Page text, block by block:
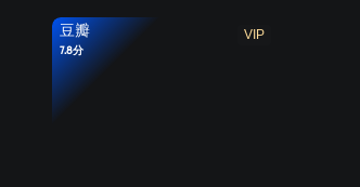
VIP
豆瓣
7.8分